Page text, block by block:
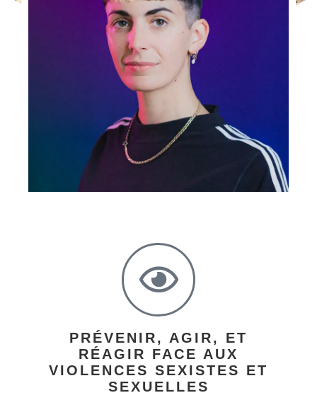
PRÉVENIR, AGIR, ET
RÉAGIR FACE AUX
VIOLENCES SEXISTES ET
SEXUELLES